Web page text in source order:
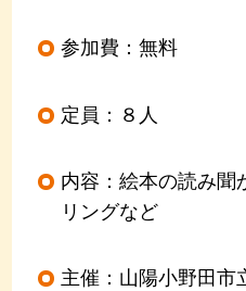
参加費：無料
定員：８人
内容：絵本の読み聞
リングなど
主催：山陽小野田市